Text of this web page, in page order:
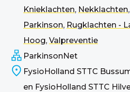
Knieklachten, Nekklachten,
Parkinson, Rugklachten -
Hoog, Valpreventie
ParkinsonNet
FysioHolland STTC
en FysioHolland STTC